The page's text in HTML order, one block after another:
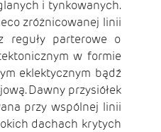
i tynkowanych.
zróżnicowanej linii
reguły parterowe o
w formie
eklektycznym bądź
Dawny przysiółek
przy wspólnej linii
dachach krytych